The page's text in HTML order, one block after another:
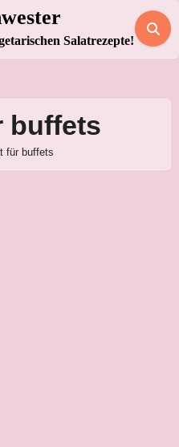
Salatrezepte!
buffets
für buffets